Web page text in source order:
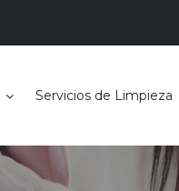
Servicios de Limpieza